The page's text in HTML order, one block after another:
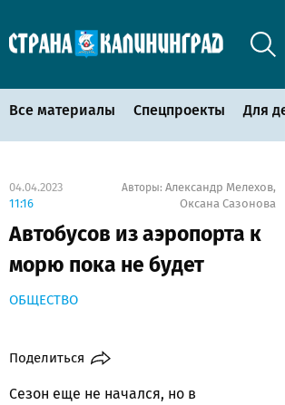
Все материалы Спецпроекты Для
04.04.2023
11:16
Авторы: Александр Мелехов,
Оксана Сазонова
Автобусов из аэропорта к
морю пока не будет
ОБЩЕСТВО
Поделиться
Сезон еще не начался, но в